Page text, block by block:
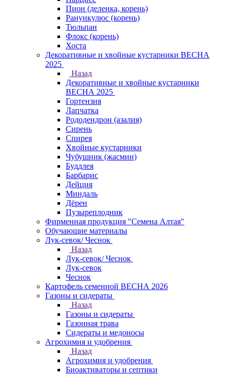
Пион (деленка, корень)
Ранункулюс (корень)
Тюльпан
Флокс (корень)
Хоста
Декоративные и хвойные кустарники ВЕСНА
2025
Назад
Декоративные и хвойные кустарники
ВЕСНА 2025
Гортензия
Лапчатка
Рододендрон (азалия)
Сирень
Спирея
Хвойные кустарники
Чубушник (жасмин)
Буддлея
Барбарис
Дейция
Миндаль
Дёрен
Пузыреплодник
Фирменная продукция "Семена Алтая"
Обучающие материалы
Лук-севок/ Чеснок
Назад
Лук-севок/ Чеснок
Лук-севок
Чеснок
Картофель семенной ВЕСНА 2026
Газоны и сидераты
Назад
Газоны и сидераты
Газонная трава
Сидераты и медоносы
Агрохимия и удобрения
Назад
Агрохимия и удобрения
Биоактиваторы и септики